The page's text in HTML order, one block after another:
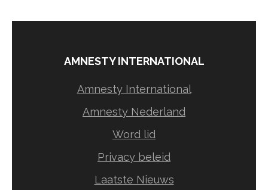
AMNESTY INTERNATIONAL
Amnesty International
Amnesty Nederland
Word lid
Privacy beleid
Laatste Nieuws